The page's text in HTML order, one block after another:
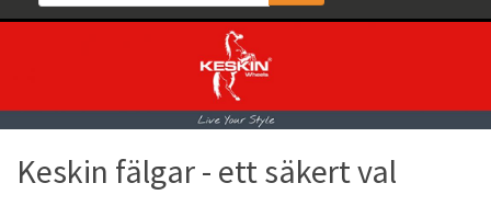
Keskin fälgar - ett säkert val